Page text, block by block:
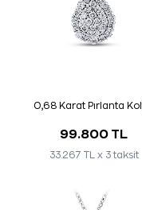
0,68 Karat Pırlanta
99.800 TL
33.267 TL x 3 taksit